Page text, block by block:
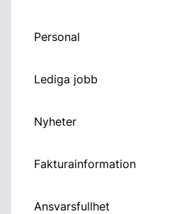
Personal
Lediga jobb
Nyheter
Fakturainformation
Ansvarsfullhet